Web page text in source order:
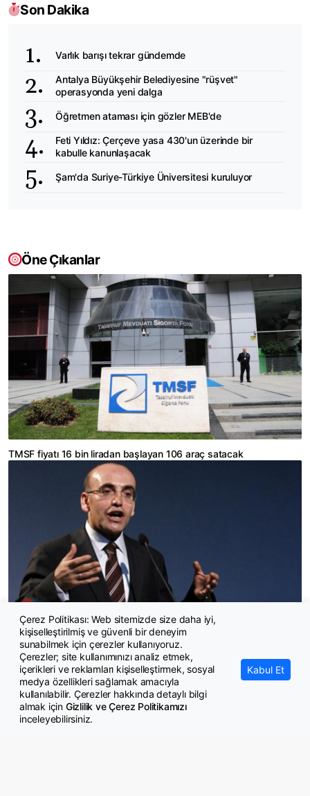
Son Dakika
Varlık barışı tekrar gündemde
Antalya Büyükşehir Belediyesine "rüşvet"
operasyonda yeni dalga
Öğretmen ataması için gözler MEB'de
Feti Yıldız: Çerçeve yasa 430'un üzerinde bir
kabulle kanunlaşacak
Şam'da Suriye-Türkiye Üniversitesi kuruluyor
Öne Çıkanlar
TMSF fiyatı 16 bin liradan başlayan 106 araç satacak
Şimşek’ten emekli maaşı ve asgari ücret açıklaması
Çerez Politikası: Web sitemizde size daha iyi,
kişiselleştirilmiş ve güvenli bir deneyim
sunabilmek için çerezler kullanıyoruz.
Çerezler; site kullanımınızı analiz etmek,
içerikleri ve reklamları kişiselleştirmek, sosyal
medya özellikleri sağlamak amacıyla
kullanılabilir. Çerezler hakkında detaylı bilgi
almak için Gizlilik ve Çerez Politikamızı
inceleyebilirsiniz.
Kabul Et